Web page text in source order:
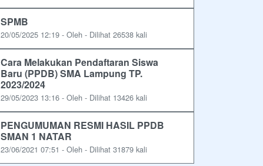
SPMB
20/05/2025 12:19 - Oleh - Dilihat 26538 kali
Cara Melakukan Pendaftaran Siswa
Baru (PPDB) SMA Lampung TP.
2023/2024
29/05/2023 13:16 - Oleh - Dilihat 13426 kali
PENGUMUMAN RESMI HASIL PPDB
SMAN 1 NATAR
23/06/2021 07:51 - Oleh - Dilihat 31879 kali